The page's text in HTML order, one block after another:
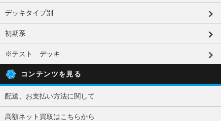
デッキタイプ別
初期系
※テスト デッキ
コンテンツを見る
配送、お支払い方法に関して
高額ネット買取はこちらから